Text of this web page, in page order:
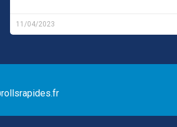
11/04/2023